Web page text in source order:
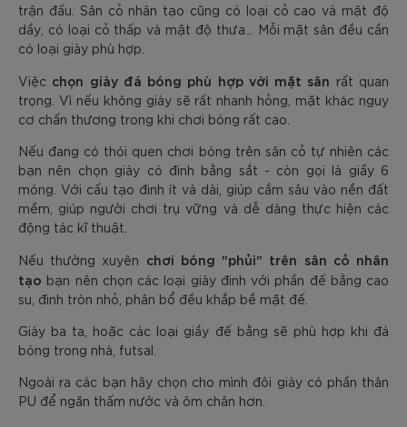
trận đấu. Sân cỏ nhân tạo cũng có loại cỏ cao và mật độ
dầy, có loại cỏ thấp và mật độ thưa... Mỗi mặt sân đều cần
có loại giày phù hợp.
Việc chọn giày đá bóng phù hợp với mặt sân rất quan
trọng. Vì nếu không giày sẽ rất nhanh hỏng, mặt khác nguy
cơ chấn thương trong khi chơi bóng rất cao.
Nếu đang có thói quen chơi bóng trên sân cỏ tự nhiên các
bạn nên chọn giày có đinh bằng sắt - còn gọi là giầy 6
móng. Với cấu tạo đinh ít và dài, giúp cắm sâu vào nền đất
mềm, giúp người chơi trụ vững và dễ dàng thực hiện các
động tác kĩ thuật.
Nếu thường xuyên chơi bóng "phủi" trên sân cỏ nhân
tạo bạn nên chọn các loại giày đinh với phần đế bằng cao
su, đinh tròn nhỏ, phân bổ đều khắp bề mặt đế.
Giày ba ta, hoặc các loại giầy đế bằng sẽ phù hợp khi đá
bóng trong nhà, futsal.
Ngoài ra các bạn hãy chọn cho mình đôi giày có phần thân
PU để ngăn thấm nước và ôm chân hơn.